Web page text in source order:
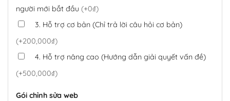
người mới bắt đầu (+0₫)
3. Hỗ trợ cơ bản (Chỉ trả lời câu hỏi cơ bản)
(+200,000₫)
4. Hỗ trợ nâng cao (Hướng dẫn giải quyết vấn đề)
(+500,000₫)
Gói chỉnh sửa web